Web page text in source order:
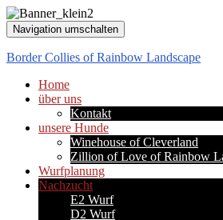
Navigation umschalten
Border Collies of Rainbow Landscape
Home
über uns
Kontakt
unsere Hunde
Winehouse of Cleverland
Zillion of Love of Rainbow
Wurfplanung
Nachzucht
E2 Wurf
D2 Wurf